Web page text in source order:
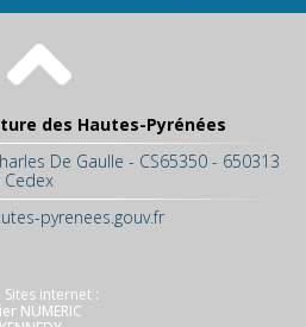
des Hautes-Pyrénées
De Gaulle - CS65350 - 650313
Cedex
pyrenees.gouv.fr
internet :
NUMERIC